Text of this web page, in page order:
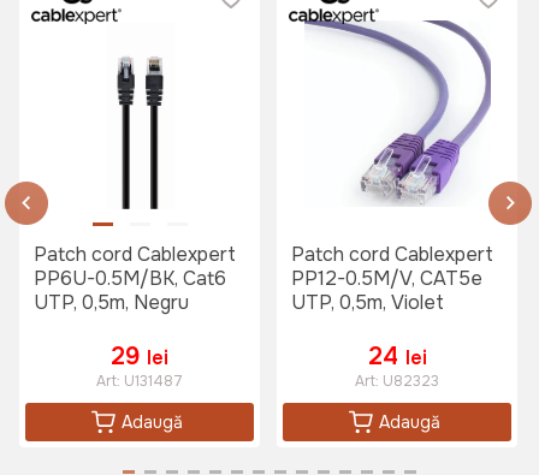
Patch cord Cablexpert
PP6U-0.5M/BK, Cat6
UTP, 0,5m, Negru
29 lei
Art: U131487
Adaugă
Patch cord Cablexpert
PP12-0.5M/V, CAT5e
UTP, 0,5m, Violet
24 lei
Art: U82323
Adaugă